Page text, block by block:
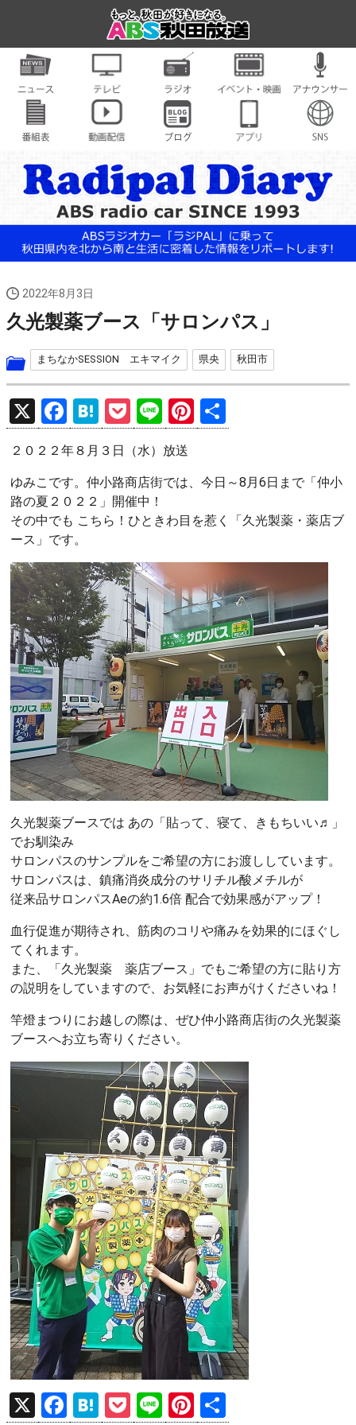
2022年8月3日
久光製薬ブース「サロンパス」
まちなかSESSION エキマイク 県央 秋田市
X
F
a
ce
b
o
o
k
H
at
e
n
a
P
o
ck
et
Li
n
e
Pi
nt
es
t
有
２０２２年８月３日（水）放送
ゆみこです。仲小路商店街では、今日～8月6日まで「仲小
路の夏２０２２」開催中！
その中でも こちら！ひときわ目を惹く「久光製薬・薬店ブ
ース」です。
久光製薬ブースでは あの「貼って、寝て、きもちいい♬」
でお馴染み
サロンパスのサンプルをご希望の方にお渡ししています。
サロンパスは、鎮痛消炎成分のサリチル酸メチルが
従来品サロンパスAeの約1.6倍 配合で効果感がアップ！
血行促進が期待され、筋肉のコリや痛みを効果的にほぐし
てくれます。
また、「久光製薬 薬店ブース」でもご希望の方に貼り方
の説明をしていますので、お気軽にお声がけくださいね！
竿燈まつりにお越しの際は、ぜひ仲小路商店街の久光製薬
ブースへお立ち寄りください。
X
F
H
P
Li
Pi